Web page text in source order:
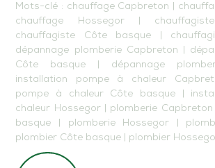
Mots-clé : chauffage Capbreton
chauffage Hossegor|
chauffagiste Côte basque
dépannage plomberie Capbreton
Côte basque
dépannage
installation pompe à chaleur
pompe à chaleur Côte basque
chaleur Hossegor| plomberie Capbreton
basque
plomberie Hossegor
plombier Côte basque
plombier